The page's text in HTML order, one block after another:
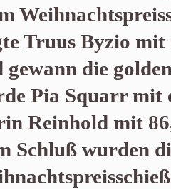
Truus Byzio
gewann die
Pia Squarr mit
Reinhold mit
Schluß wurden